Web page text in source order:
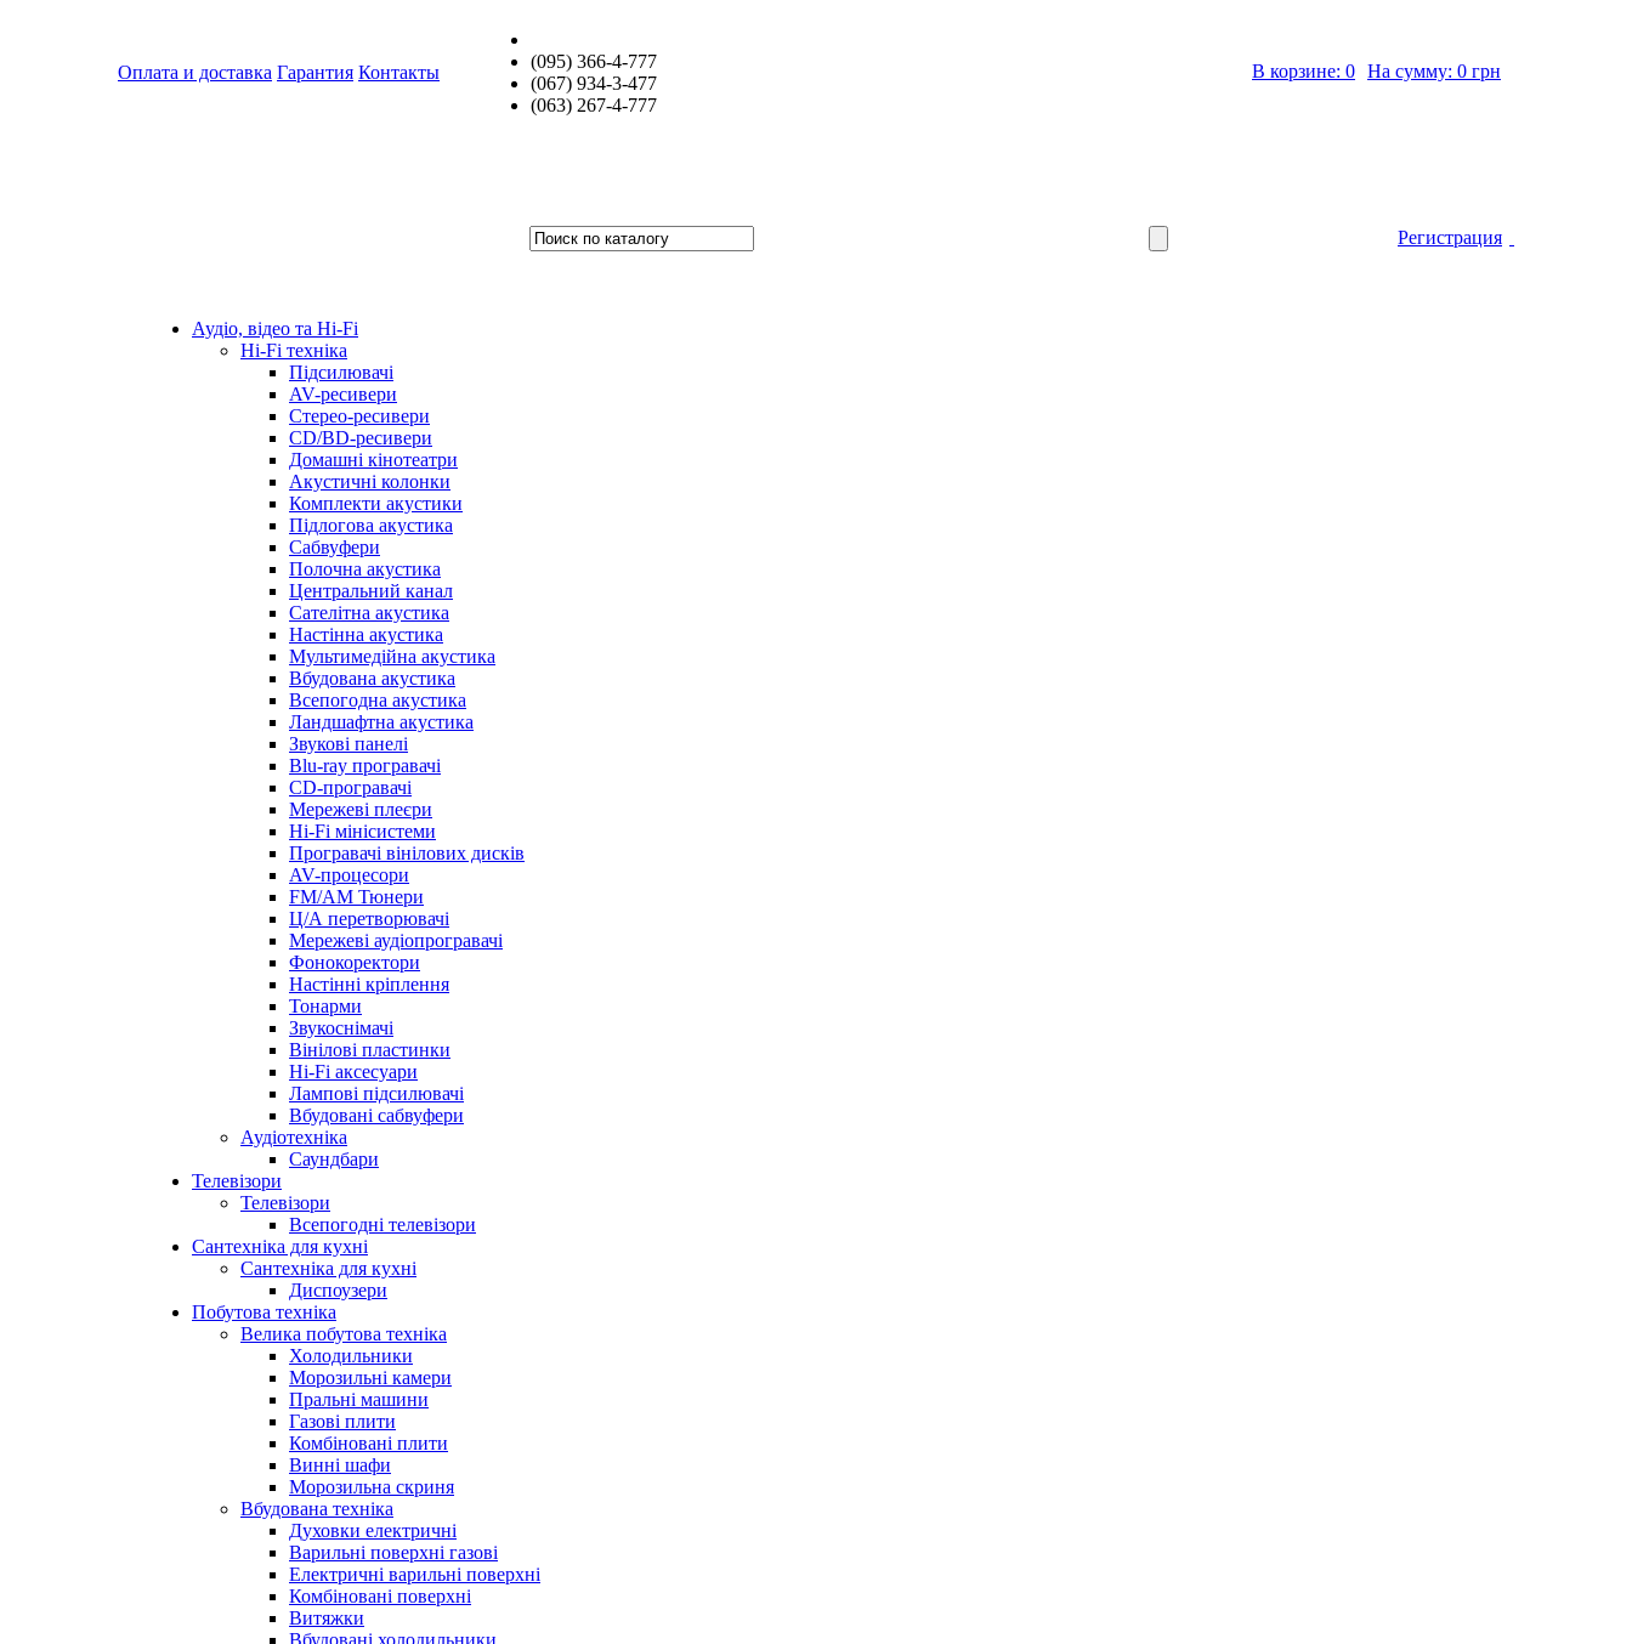
Оплата и доставка Гарантия Контакты
(095) 366-4-777
(067) 934-3-477
(063) 267-4-777
В корзине: 0 На сумму: 0 грн
Регистрация
Аудіо, відео та Hi-Fi
Hi-Fi техніка
Підсилювачі
AV-ресивери
Стерео-ресивери
CD/BD-ресивери
Домашні кінотеатри
Акустичні колонки
Комплекти акустики
Підлогова акустика
Сабвуфери
Полочна акустика
Центральний канал
Сателітна акустика
Настінна акустика
Мультимедійна акустика
Вбудована акустика
Всепогодна акустика
Ландшафтна акустика
Звукові панелі
Blu-ray програвачі
CD-програвачі
Мережеві плеєри
Hi-Fi мінісистеми
Програвачі вінілових дисків
AV-процесори
FM/AM Тюнери
Ц/А перетворювачі
Мережеві аудіопрогравачі
Фонокоректори
Настінні кріплення
Тонарми
Звукоснімачі
Вінілові пластинки
Hi-Fi аксесуари
Лампові підсилювачі
Вбудовані сабвуфери
Аудіотехніка
Саундбари
Телевізори
Телевізори
Всепогодні телевізори
Сантехніка для кухні
Сантехніка для кухні
Диспоузери
Побутова техніка
Велика побутова техніка
Холодильники
Морозильні камери
Пральні машини
Газові плити
Комбіновані плити
Винні шафи
Морозильна скриня
Вбудована техніка
Духовки електричні
Варильні поверхні газові
Електричні варильні поверхні
Комбіновані поверхні
Витяжки
Вбудовані холодильники